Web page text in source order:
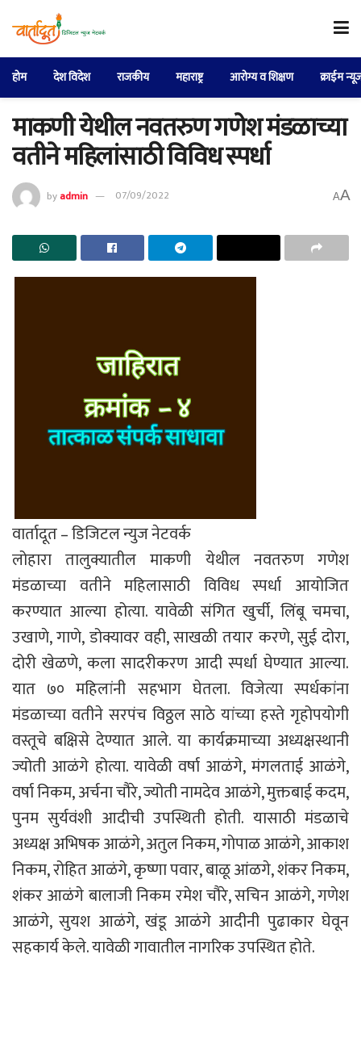
होम देश विदेश राजकीय महाराष्ट्र आरोग्य व शिक्षण क्राईम
माकणी येथील नवतरुण गणेश मंडळाच्या
वतीने महिलांसाठी विविध स्पर्धा
byadmin 07/09/2022 AA
वार्तादूत – डिजिटल न्युज नेटवर्क
लोहारा तालुक्यातील माकणी येथील नवतरुण गणेश
मंडळाच्या वतीने महिलासाठी विविध स्पर्धा आयोजित
करण्यात आल्या होत्या. यावेळी संगित खुर्ची, लिंबू चमचा,
उखाणे, गाणे, डोक्यावर वही, साखळी तयार करणे, सुई दोरा,
दोरी खेळणे, कला सादरीकरण आदी स्पर्धा घेण्यात आल्या.
यात ७० महिलांनी सहभाग घेतला. विजेत्या स्पर्धकांना
मंडळाच्या वतीने सरपंच विठ्ठल साठे यांच्या हस्ते गृहोपयोगी
वस्तूचे बक्षिसे देण्यात आले. या कार्यक्रमाच्या अध्यक्षस्थानी
ज्योती आळंगे होत्या. यावेळी वर्षा आळंगे, मंगलताई आळंगे,
वर्षा निकम, अर्चना चौरे, ज्योती नामदेव आळंगे, मुक्तबाई कदम,
पुनम सुर्यवंशी आदीची उपस्थिती होती. यासाठी मंडळाचे
अध्यक्ष अभिषक आळंगे, अतुल निकम, गोपाळ आळंगे, आकाश
निकम, रोहित आळंगे, कृष्णा पवार, बाळू आंळगे, शंकर निकम,
शंकर आळंगे बालाजी निकम रमेश चौरे, सचिन आळंगे, गणेश
आळंगे, सुयश आळंगे, खंडू आळंगे आदीनी पुढाकार घेवून
सहकार्य केले. यावेळी गावातील नागरिक उपस्थित होते.